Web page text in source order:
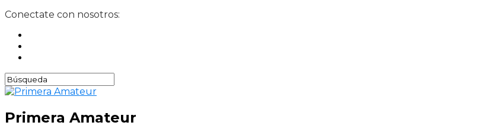
Conectate con nosotros:
Primera Amateur